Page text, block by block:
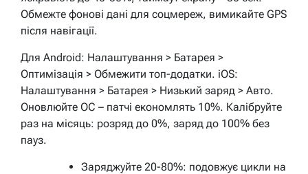
Обмежте фонові дані для соцмереж, вимикайте GPS
після навігації.
Для Android: Налаштування > Батарея >
Оптимізація > Обмежити топ-додатки. iOS:
Налаштування > Батарея > Низький заряд > Авто.
Оновлюйте ОС – патчі економлять 10%. Калібруйте
раз на місяць: розряд до 0%, заряд до 100% без
пауз.
Заряджуйте 20-80%: подовжує цикли на